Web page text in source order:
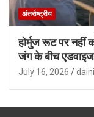
अंतर्राष्ट्रीय
होर्मुज रूट पर नहीं
जंग के बीच
July 16, 2026